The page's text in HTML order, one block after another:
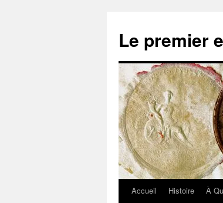
contenu
Le premier
Accueil Histoire À